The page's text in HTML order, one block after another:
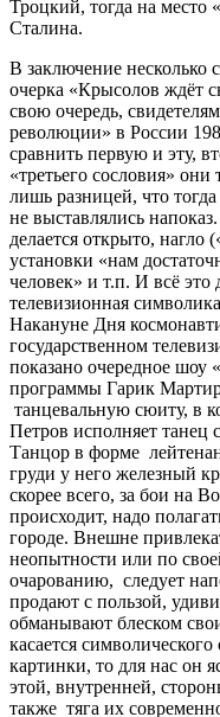
Троцкий, тогда на место
Сталина.
В заключение несколько
очерка «Крысолов ждёт
свою очередь,
революции» в России
сравнить первую и эту,
«третьего сословия»
лишь разницей, что
не выставлялись
делается открыто,
установки «нам
человек» и т.п. И всё это
телевизионная
Накануне Дня
государственном
показано очередное шоу
программы Гарик
танцевальную сюиту, в
Петров исполняет танец
Танцор в форме
груди у него железный
скорее всего, за бои на
происходит, надо
городе. Внешне
неопытности или по
очарованию, следует
продают с пользой,
обманывают блеском
касается
картинки, то для нас он
этой, внутренней,
также тяга их